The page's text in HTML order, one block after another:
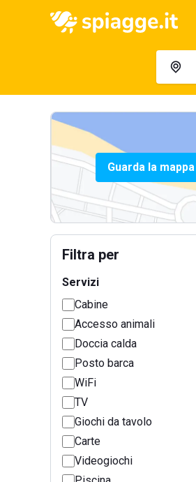
Guarda la mappa
Filtra per
Servizi
Cabine
Accesso animali
Doccia calda
Posto barca
WiFi
TV
Giochi da tavolo
Carte
Videogiochi